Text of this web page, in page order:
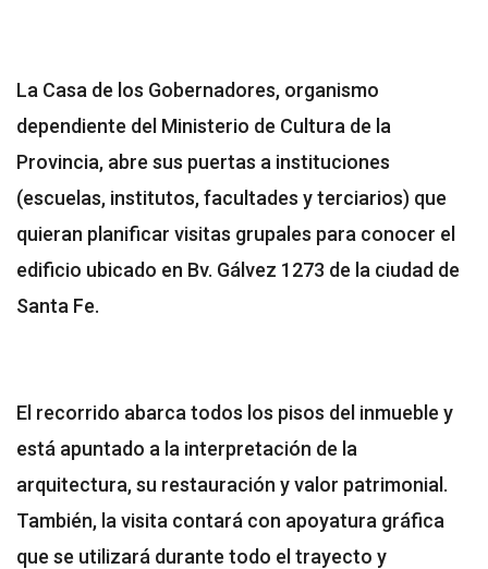
La Casa de los Gobernadores, organismo
dependiente del Ministerio de Cultura de la
Provincia, abre sus puertas a instituciones
(escuelas, institutos, facultades y terciarios) que
quieran planificar visitas grupales para conocer el
edificio ubicado en Bv. Gálvez 1273 de la ciudad de
Santa Fe.
El recorrido abarca todos los pisos del inmueble y
está apuntado a la interpretación de la
arquitectura, su restauración y valor patrimonial.
También, la visita contará con apoyatura gráfica
que se utilizará durante todo el trayecto y